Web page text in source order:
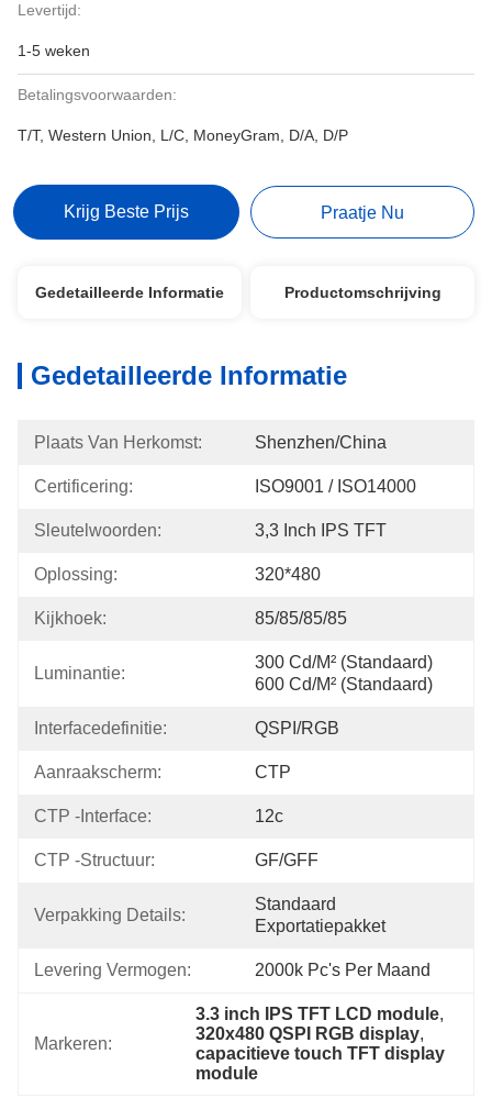
Levertijd:
1-5 weken
Betalingsvoorwaarden:
T/T, Western Union, L/C, MoneyGram, D/A, D/P
Krijg Beste Prijs Praatje Nu
Gedetailleerde Informatie Productomschrijving
Gedetailleerde Informatie
Plaats Van Herkomst: Shenzhen/China
Certificering: ISO9001 / ISO14000
Sleutelwoorden: 3,3 Inch IPS TFT
Oplossing: 320*480
Kijkhoek: 85/85/85/85
Luminantie:
300 Cd/m² (standaard)
600 Cd/m² (standaard)
Interfacedefinitie: QSPI/RGB
Aanraakscherm: CTP
CTP -interface: 12c
CTP -structuur: GF/GFF
Verpakking Details:
Standaard
Exportatiepakket
Levering Vermogen: 2000k Pc's Per Maand
Markeren:
3.3 inch IPS TFT LCD module,
320x480 QSPI RGB display,
capacitieve touch TFT display
module